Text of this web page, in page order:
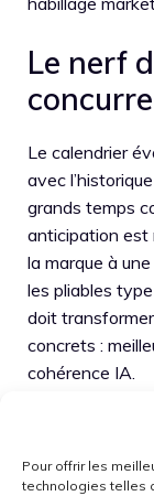
Pour offrir les
technologies telles
Le nerf
Le calendrier
avec
grands temps
anticipation est
la marque à
les pliables
doit
concrets :
cohérence IA.
Sur le fond, la
Sur la forme,